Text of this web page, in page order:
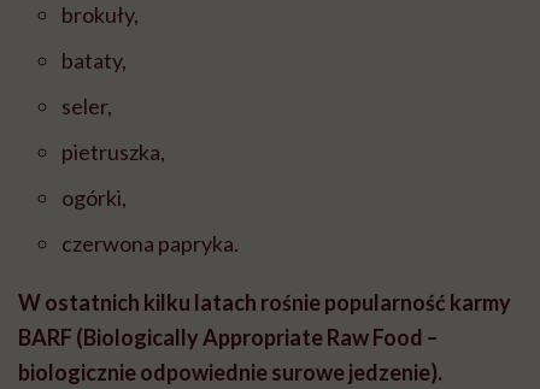
brokuły,
bataty,
seler,
pietruszka,
ogórki,
czerwona papryka.
W ostatnich kilku latach rośnie popularność karmy
BARF (Biologically Appropriate Raw Food –
biologicznie odpowiednie surowe jedzenie).